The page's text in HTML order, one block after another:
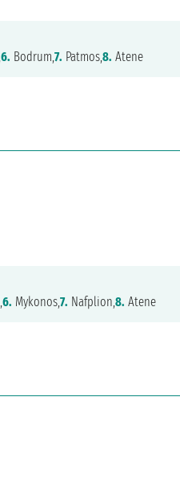
6. Bodrum, 7. Patmos,8. Atene
6. Mykonos,7. Nafplion, 8. Atene